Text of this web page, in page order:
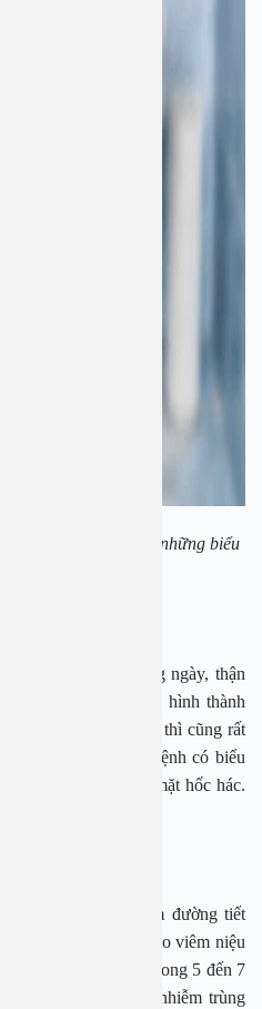
đi tiểu nhiều lần là những biểu
tiếp với máu. Hằng ngày, thận
rất lớn đến để lọc và hình thành
nhập vào hệ niệu thì cũng rất
Lúc này, người bệnh có biểu
môi khô, lưỡi dơ, vẻ mặt hốc hác.
trong điều trị viêm đường tiết
triệu chứng khu trú do viêm niệu
sinh đường uống trong 5 đến 7
run, triệu chứng nhiễm trùng